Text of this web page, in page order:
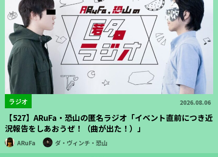
ラジオ 2026.08.06
【527】ARuFa・恐山の匿名ラジオ「イベント直前につき近
況報告をしあおうぜ！（曲が出た！）」
ARuFa ダ・ヴィンチ・恐山